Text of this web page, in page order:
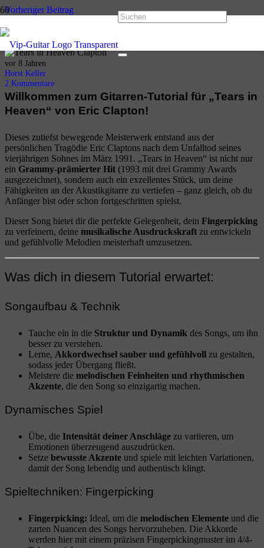
Vorheriger Beitrag
Old Love – Eric Clapton – 1992 Unplugged Version
Nächster Beitrag
Can you feel the love tonight – Elton John
vor 8 Jahren
Horst Keller
2 Kommentare
Willkommen zum Gitarren-Tutorial für „Tears in
Heaven“ von Eric Clapton!
Dieses zutiefst bewegende Meisterwerk entstand aus der
persönlichen Tragödie Eric Claptons nach dem Unfalltod seines
vierjährigen Sohnes im März 1991. „Tears in Heaven“ ist nicht nur
ein Grammy-prämierter Hit (1993 mit drei Grammy Awards
ausgezeichnet), sondern auch ein exzellentes Stück, um deine
Fähigkeiten an der Akustikgitarre zu vertiefen – ganz gleich, ob du
Anfänger bist oder schon fortgeschritten spielst.
Dieser Song bietet dir die perfekte Gelegenheit, dein Fingerpicking
zu verfeinern, deine musikalische Ausdruckskraft zu entwickeln
und gefühlvolle Melodien meisterhaft umzusetzen.
Was dich in diesem Tutorial erwartet:
Songaufbau & Technik
Tauche ein in die Struktur und Dynamik des Songs, um ihn
besser zu verstehen.
Lerne, Akkordwechsel sauber und gefühlvoll zu gestalten,
sodass jeder Übergang fließt.
Meistere die melodischen Feinheiten und rhythmischen
Akzente, die den Song so einzigartig machen.
Dynamisches Spiel
Übe, die Intensität deiner Anschläge zu variieren, um
Emotionen überzeugend auszudrücken.
Setze bewusste Akzente und spiele mit leichten Variationen,
damit der Song lebendig und authentisch klingt.
Spieltechniken: Fingerpicking
Fingerpicking: Ideal, um die melodischen Elemente und die
zarten Nuancen des Songs hervorzuheben. Die Akkorde
werden hier mit einem präzisen Fingerpickingmuster im 4/4-